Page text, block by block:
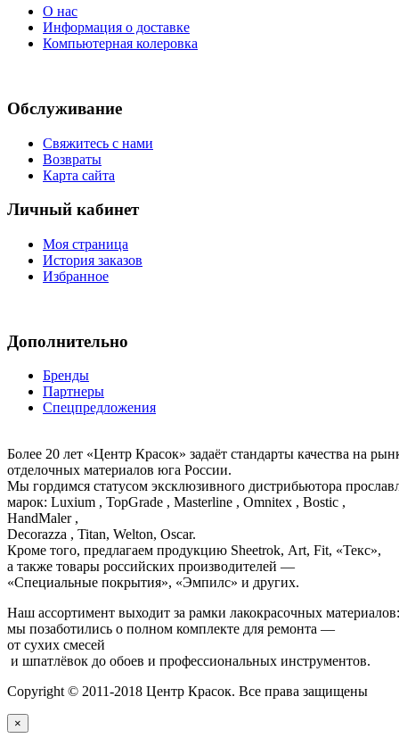
О нас
Информация о доставке
Компьютерная колеровка
Обслуживание
Свяжитесь с нами
Возвраты
Карта сайта
Личный кабинет
Моя страница
История заказов
Избранное
Дополнительно
Бренды
Партнеры
Спецпредложения
Более 20 лет «Центр Красок» задаёт стандарты качества на
отделочных материалов юга России.
Мы гордимся статусом эксклюзивного дистрибьютора
марок: Luxium , TopGrade , Masterline , Omnitex , Bostic ,
HandMaler ,
Decorazza , Titan, Welton, Oscar.
Кроме того, предлагаем продукцию Sheetrok, Art, Fit, «Текс»,
а также товары российских производителей —
«Специальные покрытия», «Эмпилс» и других.
Наш ассортимент выходит за рамки лакокрасочных
мы позаботились о полном комплекте для ремонта —
от сухих смесей
и шпатлёвок до обоев и профессиональных инструментов.
Copyright © 2011-2018 Центр Красок. Все права защищены
×